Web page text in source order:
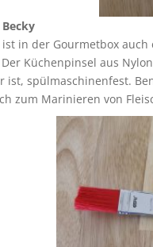
ist in der Gourmetbox
Küchenpinsel aus
ist, spülmaschinenfest.
zum Marinieren von